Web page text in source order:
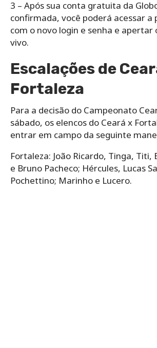
3 – Após sua conta gratuita da
confirmada, você poderá acessar
com o novo login e senha e apertar
vivo.
Escalações de
Fortaleza
Para a decisão do Campeonato
sábado, os elencos do Ceará x
entrar em campo da seguinte
Fortaleza: João Ricardo, Tinga, Titi,
e Bruno Pacheco; Hércules, Lucas
Pochettino; Marinho e Lucero.